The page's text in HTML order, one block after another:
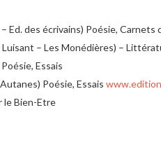
Ed. des écrivains) Poésie, Carnets
Luisant – Les Monédières) –
Essais
Poésie, Essais
le Bien-Etre